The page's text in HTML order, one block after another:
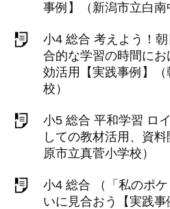
事例】（新潟市立白南
小4 総合 考えよう！
合的な学習の時間に
効活用【実践事例】
校）
小5 総合 平和学習 ロ
しての教材活用、資
原市立真菅小学校）
小4 総合 （「私のポ
いに見合おう【実践